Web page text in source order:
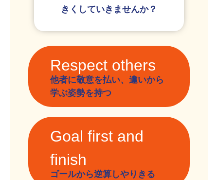
きくしていきませんか？
Respect others
他者に敬意を払い、違いから
学ぶ姿勢を持つ
Goal first and
finish
ゴールから逆算しやりきる